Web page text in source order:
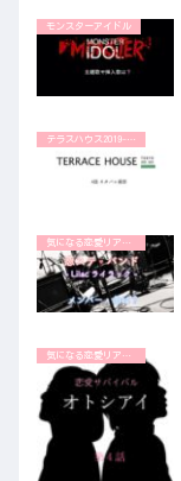
モンスターアイドル
テラスハウス2019-2020
気になる恋愛リアリティ番組
気になる恋愛リアリティ番組